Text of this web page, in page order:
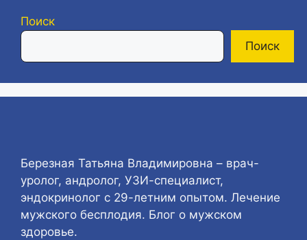
Поиск
Поиск
Березная Татьяна Владимировна – врач-
уролог, андролог, УЗИ-специалист,
эндокринолог с 29-летним опытом. Лечение
мужского бесплодия. Блог о мужском
здоровье.